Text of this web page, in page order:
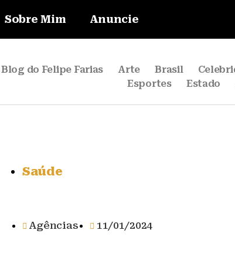
Sobre Mim Anuncie
Blog do Felipe Farias Arte Brasil
Esportes
Estado
Saúde
Agências 11/01/2024